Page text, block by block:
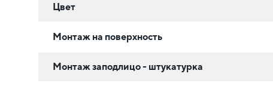
Цвет
Монтаж на поверхность
Монтаж заподлицо - штукатурка